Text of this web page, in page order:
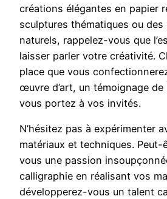
créations élégantes en papier
sculptures thématiques ou des
naturels, rappelez-vous que
laisser parler votre créativité.
place que vous
œuvre d’art, un témoignage de
vous portez à vos invités.
N’hésitez pas à expérimenter
matériaux et techniques.
vous une passion
calligraphie en réalisant vos
développerez-vous un talent